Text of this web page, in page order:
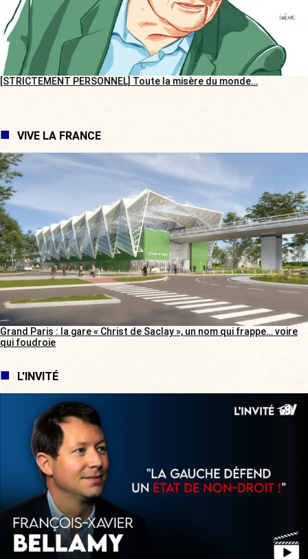
[STRICTEMENT PERSONNEL] Toute la misère du monde…
VIVE LA FRANCE
Grand Paris : la gare « Christ de Saclay », un nom qui frappe… voire
qui foudroie
L'INVITÉ